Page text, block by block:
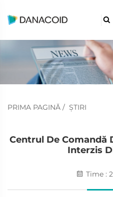

PRIMA PAGINĂ / ȘTIRI
Centrul De Comandă
Interzis
Time :